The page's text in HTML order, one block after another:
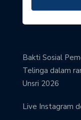
Bakti Sosial
Telinga dalam
Unsri 2026
Live Instagram